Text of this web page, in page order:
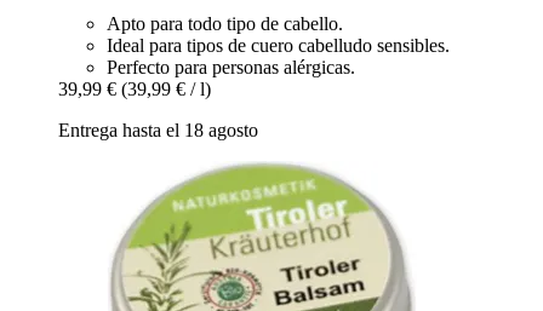
Apto para todo tipo de cabello.
Ideal para tipos de cuero cabelludo sensibles.
Perfecto para personas alérgicas.
39,99 € (39,99 € / l)
Entrega hasta el 18 agosto